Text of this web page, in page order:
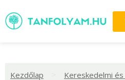
Kezdőlap Kereskedelmi